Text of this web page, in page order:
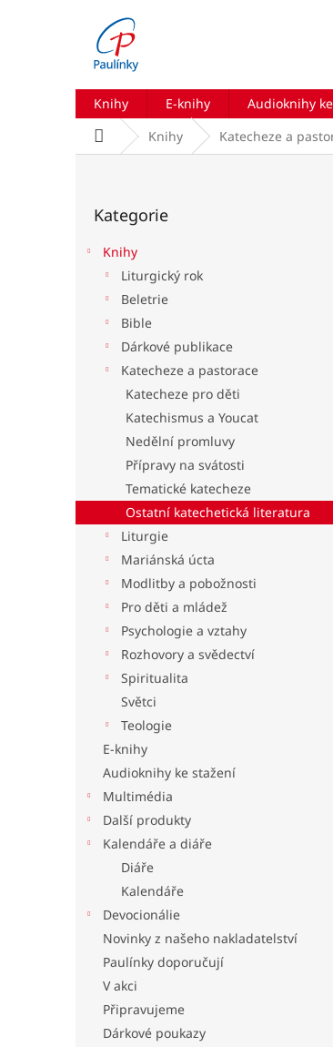
Knihy E-knihy Audioknihy
Domů Knihy Katecheze a
kategorie
Kategorie
Knihy
Liturgický rok
Beletrie
Bible
Dárkové publikace
Katecheze a pastorace
Katecheze pro děti
Katechismus a Youcat
Nedělní promluvy
Přípravy na svátosti
Tematické katecheze
Ostatní katechetická literatura
Liturgie
Mariánská úcta
Modlitby a pobožnosti
Pro děti a mládež
Psychologie a vztahy
Rozhovory a svědectví
Spiritualita
Světci
Teologie
E-knihy
Audioknihy ke stažení
Multimédia
Další produkty
Kalendáře a diáře
Diáře
Kalendáře
Devocionálie
Novinky z našeho nakladatelství
Paulínky doporučují
V akci
Připravujeme
Dárkové poukazy